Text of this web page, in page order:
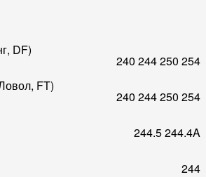
DF)
240 244250 254
FT)
240 244250 254
244.5244.4A
244